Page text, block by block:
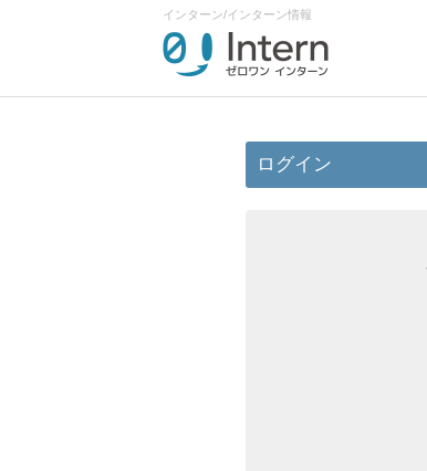
インターン/インターン情報
ログイン